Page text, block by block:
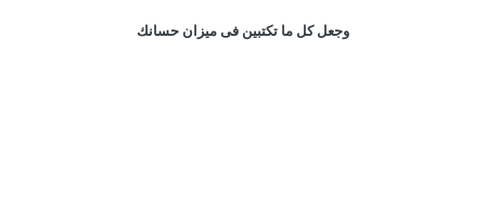
وجعل كل ما تكتبين فى ميزان حسانك